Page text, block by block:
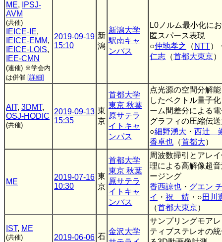
ME,
IPSJ-
AVM
(共催)
IEICE-IE,
IEICE-EMM,
IEICE-LOIS,
IEE-CMN
(連催) ※学会内
は併催 [詳細]
2019-09-19
15:10
新
潟
新潟大学
駅南キャ
ンパス
L0ノルム最小化に
匿スパース表現
○仲地孝之 （ NTT）
仁志 （首都大東京）
AIT, 3DMT,
OSJ-HODIC
(共催)
2019-09-13
15:35
東
京
首都大学
東京 秋葉
原サテラ
イトキャ
ンパス
点光源の空間分解
したベクトル量子
ーム間差分による
グラフィの圧縮伝
○細野湧大 ・ 西辻
香卓也 （首都大）
ME
2019-07-16
10:30
東
京
首都大学
東京 秋葉
原サテラ
イトキャ
ンパス
周波数掃引とアレ
理による高解像超
ージング
香西諒也 ・ グエン
イ ・ 祝 婧 ・○田川
（首都大東京）
IST, ME
(共催)
2019-06-06 石
金沢大学
サンプリングモア
ティブステレオの